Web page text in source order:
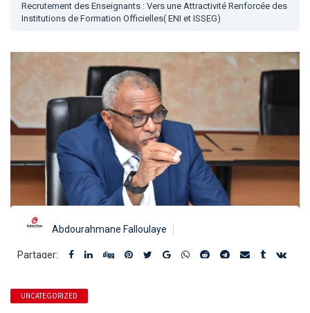
Recrutement des Enseignants : Vers une Attractivité Renforcée des
Institutions de Formation Officielles( ENI et ISSEG)
Abdourahmane Falloulaye
Partager:
UNCATEGORIZED